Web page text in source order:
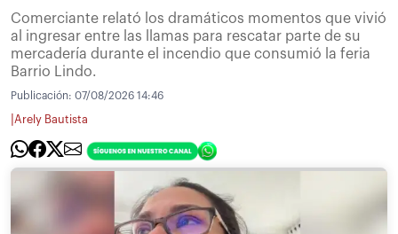
Comerciante relató los dramáticos momentos que vivió
al ingresar entre las llamas para rescatar parte de su
mercadería durante el incendio que consumió la feria
Barrio Lindo.
Publicación: 07/08/2026 14:46
Arely Bautista